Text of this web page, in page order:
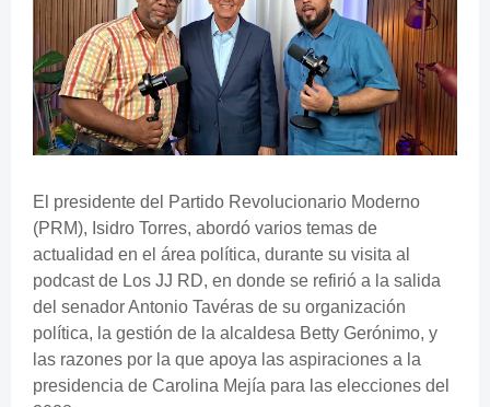
El presidente del Partido Revolucionario Moderno
(PRM), Isidro Torres, abordó varios temas de
actualidad en el área política, durante su visita al
podcast de Los JJ RD, en donde se refirió a la salida
del senador Antonio Tavéras de su organización
política, la gestión de la alcaldesa Betty Gerónimo, y
las razones por la que apoya las aspiraciones a la
presidencia de Carolina Mejía para las elecciones del